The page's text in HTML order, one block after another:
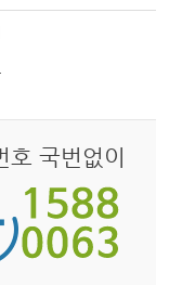
호 국번없이